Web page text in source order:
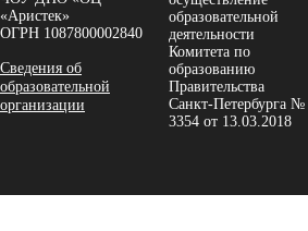
«Аристек»
ОГРН 1087800002840
Сведения об
образовательной
организации
образовательной
деятельности
Комитета по
образованию
Правительства
Санкт-Петербурга №
3354 от 13.03.2018